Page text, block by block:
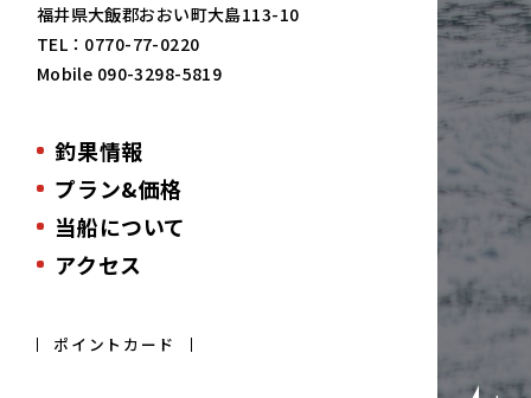
福井県大飯郡おおい町大島113-10
TEL： 0770-77-0220
Mobile 090-3298-5819
釣果情報
プラン&価格
当船について
アクセス
ポイントカード